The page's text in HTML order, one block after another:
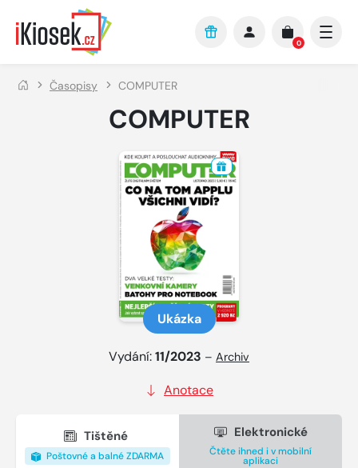
Přejít na hlavní obsah
0
Časopisy COMPUTER
COMPUTER
Ukázka
Vydání:11/2023 – Archiv
Anotace
Tištěné
Poštovné a balné ZDARMA
Elektronické
Čtěte ihned i v mobilní
aplikaci